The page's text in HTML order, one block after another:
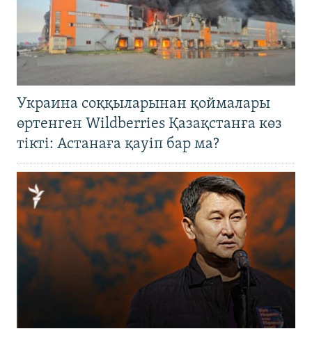
Украина соққыларынан қоймалары
өртенген Wildberries Қазақстанға көз
тікті: Астанаға қауіп бар ма?